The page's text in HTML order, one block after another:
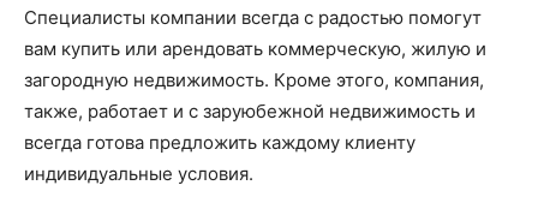
Специалисты компании всегда с радостью помогут
вам купить или арендовать коммерческую, жилую и
загородную недвижимость. Кроме этого, компания,
также, работает и с заруюбежной недвижимость и
всегда готова предложить каждому клиенту
индивидуальные условия.